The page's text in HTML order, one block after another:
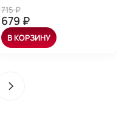
715 ₽
679 ₽
В КОРЗИНУ